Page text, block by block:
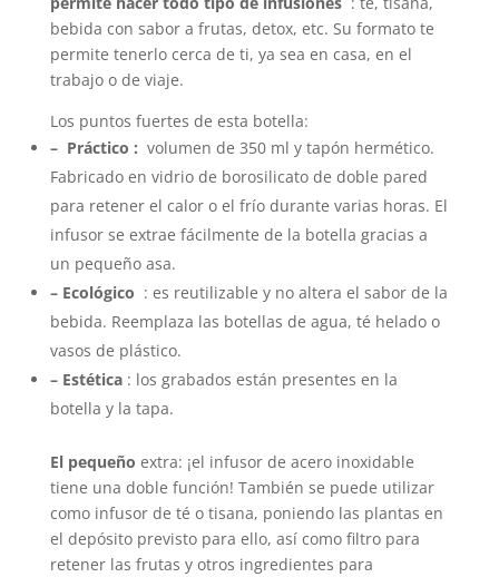
bebida con sabor a frutas, detox, etc. Su formato te
permite tenerlo cerca de ti, ya sea en casa, en el
trabajo o de viaje.
Los puntos fuertes de esta botella:
– Práctico : volumen de 350 ml y tapón hermético.
Fabricado en vidrio de borosilicato de doble pared
para retener el calor o el frío durante varias horas. El
infusor se extrae fácilmente de la botella gracias a
un pequeño asa.
– Ecológico : es reutilizable y no altera el sabor de la
bebida. Reemplaza las botellas de agua, té helado o
vasos de plástico.
– Estética: los grabados están presentes en la
botella y la tapa.
El pequeño extra: ¡el infusor de acero inoxidable
tiene una doble función! También se puede utilizar
como infusor de té o tisana, poniendo las plantas en
el depósito previsto para ello, así como filtro para
retener las frutas y otros ingredientes para